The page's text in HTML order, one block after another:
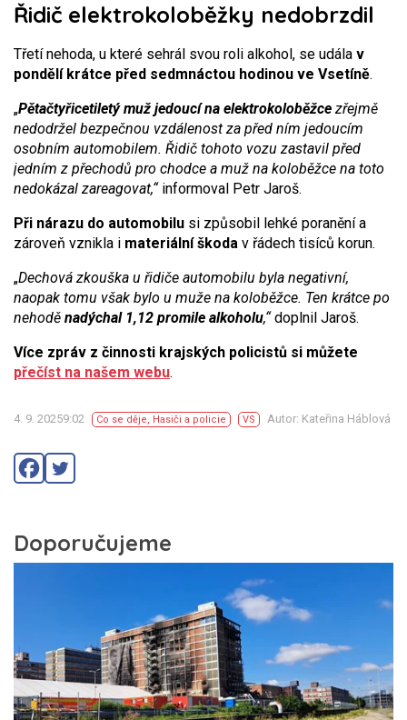
Řidič elektrokoloběžky nedobrzdil
Třetí nehoda, u které sehrál svou roli alkohol, se udála v
pondělí krátce před sedmnáctou hodinou ve Vsetíně.
„Pětačtyřicetiletý muž jedoucí na elektrokoloběžce zřejmě
nedodržel bezpečnou vzdálenost za před ním jedoucím
osobním automobilem. Řidič tohoto vozu zastavil před
jedním z přechodů pro chodce a muž na koloběžce na toto
nedokázal zareagovat,“informoval Petr Jaroš.
Při nárazu do automobilu si způsobil lehké poranění a
zároveň vznikla i materiální škoda v řádech tisíců korun.
„Dechová zkouška u řidiče automobilu byla negativní,
naopak tomu však bylo u muže na koloběžce. Ten krátce po
nehodě nadýchal 1,12 promile alkoholu,“doplnil Jaroš.
Více zpráv z činnosti krajských policistů si můžete
přečíst na našem webu.
4. 9. 20259:02 Co se děje, Hasiči a policie VS Autor: Kateřina Háblová